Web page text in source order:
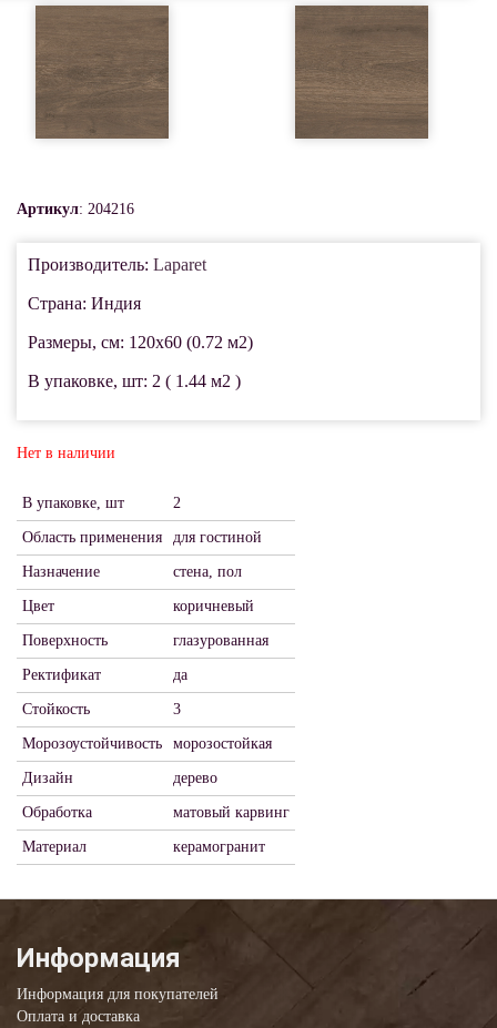
Артикул: 204216
Производитель: Laparet
Страна: Индия
Размеры, см: 120x60 (0.72 м2)
В упаковке, шт: 2 ( 1.44 м2 )
Нет в наличии
В упаковке, шт 2
Область применения для гостиной
Назначение стена, пол
Цвет коричневый
Поверхность глазурованная
Ректификат да
Стойкость 3
Морозоустойчивость морозостойкая
Дизайн дерево
Обработка матовый карвинг
Материал керамогранит
Информация
Информация для покупателей
Оплата и доставка